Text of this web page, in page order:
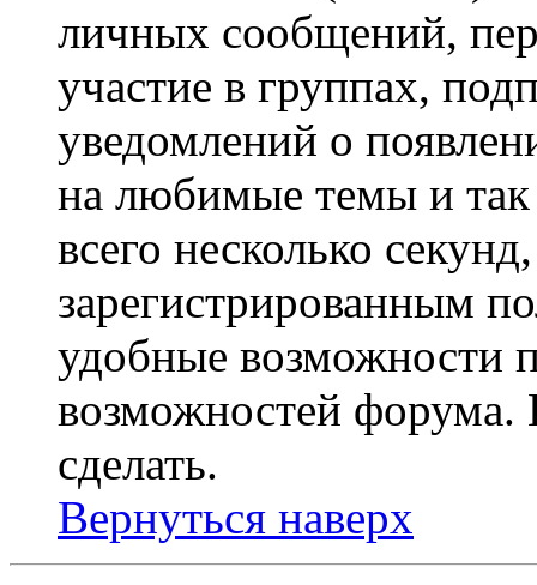
личных сообщений,
участие в группах,
уведомлений о
на любимые темы и так
всего несколько
зарегистрированным
удобные возможности
возможностей
сделать.
Вернуться наверх